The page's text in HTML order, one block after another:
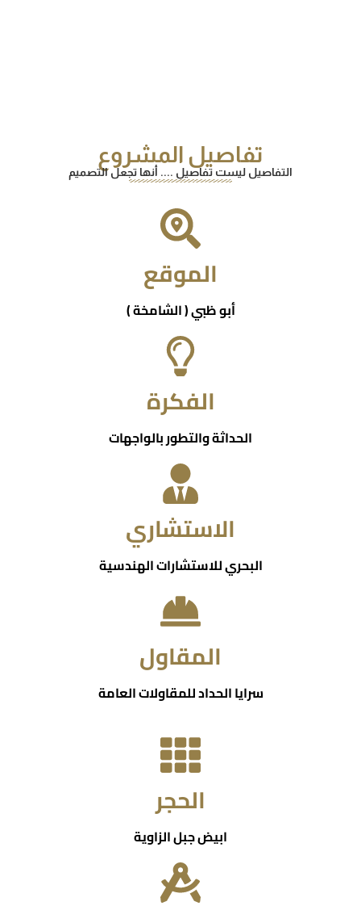
تفاصيل المشروع
التفاصيل ليست تفاصيل .... أنها تجعل التصميم
الموقع
أبو ظبي ( الشامخة )
الفكرة
الحداثة والتطور بالواجهات
الاستشاري
البحري للاستشارات الهندسية
المقاول
سرايا الحداد للمقاولات العامة
الحجر
ابيض جبل الزاوية